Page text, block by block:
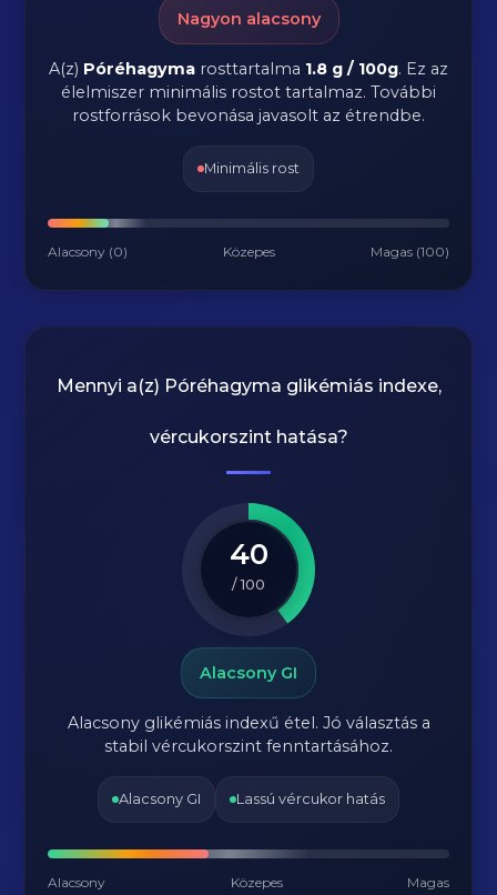
Nagyon alacsony
A(z) Póréhagyma rosttartalma 1.8 g / 100g. Ez az
élelmiszer minimális rostot tartalmaz. További
rostforrások bevonása javasolt az étrendbe.
Minimális rost
Alacsony (0) Közepes Magas (100)
Mennyi a(z) Póréhagyma glikémiás indexe,
vércukorszint hatása?
40
/ 100
Alacsony GI
Alacsony glikémiás indexű étel. Jó választás a
stabil vércukorszint fenntartásához.
Alacsony GI Lassú vércukor hatás
Alacsony Közepes Magas